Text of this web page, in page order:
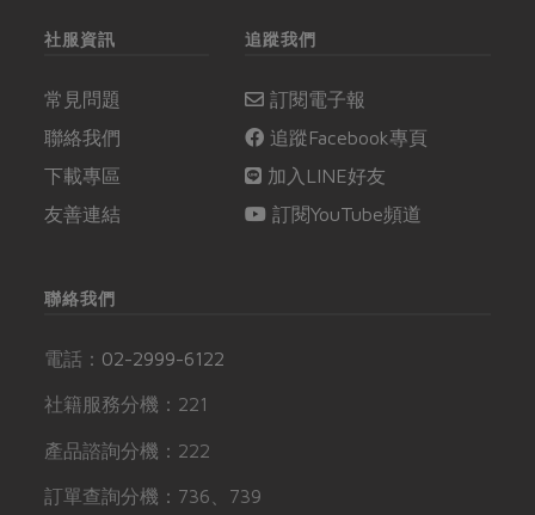
社服資訊
常見問題
聯絡我們
下載專區
友善連結
追蹤我們
訂閱電子報
追蹤Facebook專頁
加入LINE好友
訂閱YouTube頻道
聯絡我們
電話： 02-2999-6122
社籍服務分機：221
產品諮詢分機：222
訂單查詢分機：736、739